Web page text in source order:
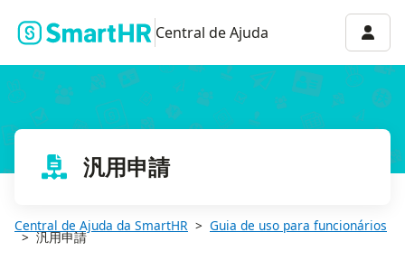
Central de Ajuda
汎用申請
Central de Ajuda da SmartHR Guia de uso para funcionários
汎用申請